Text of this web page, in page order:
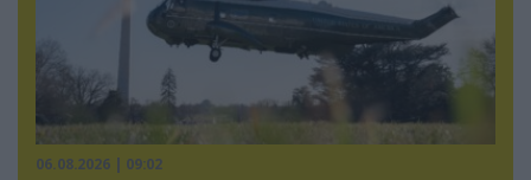
06.08.2026 | 09:02